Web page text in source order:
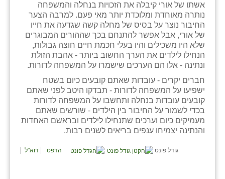
אשתו של אורי קיבלה את הזכויות בנחלה והמשפחה
נותרה מאוחדת ומלוכדת יותר מאי פעם. למרבה הצער
החיבור נוצר על בסיס של מחלה קשה שגדעה את חייו
של אורי, אבל אפשר להתנחם בכך שההורים המבוגרים
שלא היו משכילים והיו בעלי חכמת חיים חוצה גבולות,
הנחילו לילדים את הערך החשוב ביותר - אהבת הזולת
ונתינה - אלו הם הערכים שישמרו על המשפחה לדורות.
חברים יקרים - עובדות שאתם קובעים כיום בשטח
ישפיעו על המשפחה לדורות - תבדקו היטב לפני שאתם
קובעים עובדות בנחלה ותחשבו על המשפחה לדורות
בכדי לשמור על החיבור בין הילדים - שורשים שאתם
מעמיקים כיום וערכים שתנחילו לילדים ובראשם האחדות
והנתינה יצמיחו ענפים בריאים לשנים רבות.
גודל פונט הדפס דוא"ל